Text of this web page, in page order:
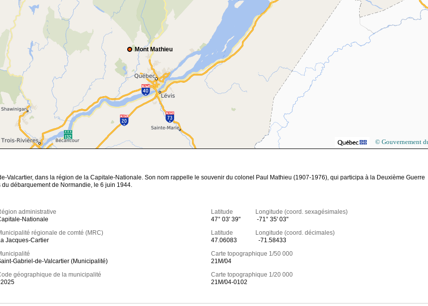
Mont Mathieu
© Gouvernement
Valcartier, dans la région de la Capitale-Nationale. Son nom rappelle le souvenir du colonel Paul Mathieu (1907-1976), qui participa à la Deuxième Guerre
débarquement de Normandie, le 6 juin 1944.
administrative
Nationale
régionale de comté (MRC)
Jacques-Cartier
Gabriel-de-Valcartier (Municipalité)
géographique de la municipalité
Latitude Longitude (coord. sexagésimales)
47° 03' 39"
-71° 35' 03"
Latitude Longitude (coord. décimales)
47.06083
-71.58433
Carte topographique 1/50 000
21M/04
Carte topographique 1/20 000
21M/04-0102